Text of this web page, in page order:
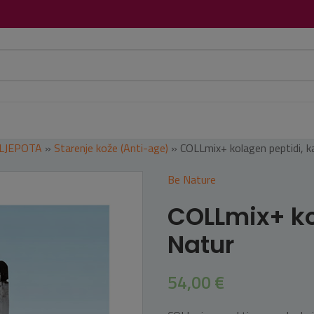
» Starenje kože (Anti-age) » COLLmix+ kolagen peptidi,
Be Nature
COLLmix+
Natur
54,00€